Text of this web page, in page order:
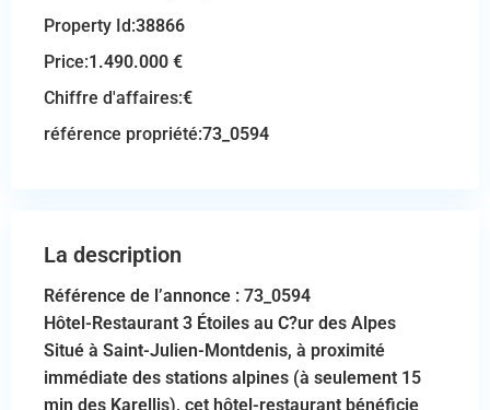
Property Id:38866
Price:1.490.000 €
Chiffre d'affaires:€
référence propriété:73_0594
La description
Référence de l’annonce : 73_0594
Hôtel-Restaurant 3 Étoiles au C?ur des Alpes
Situé à Saint-Julien-Montdenis, à proximité
immédiate des stations alpines (à seulement 15
min des Karellis), cet hôtel-restaurant bénéficie